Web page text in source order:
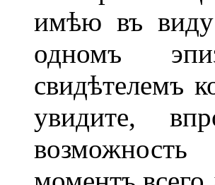
имѣю въ виду
одномъ
свидѣтелемъ
увидите,